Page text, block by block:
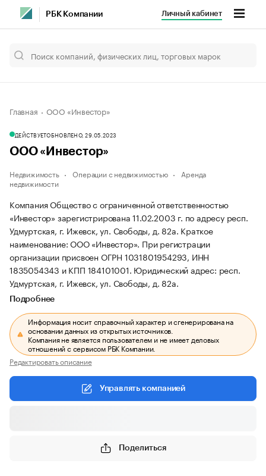
РБК Компании Личный кабинет
Главная ООО «Инвестор»
ДЕЙСТВУЕТОБНОВЛЕНО, 29.05.2023
ООО «Инвестор»
Недвижимость Операции с недвижимостью
Аренда
недвижимости
Компания Общество с ограниченной ответственностью
«Инвестор» зарегистрирована 11.02.2003 г. по адресу респ.
Удмуртская, г. Ижевск, ул. Свободы, д. 82а. Краткое
наименование: ООО «Инвестор». При регистрации
организации присвоен ОГРН 1031801954293, ИНН
1835054343 и КПП 184101001. Юридический адрес: респ.
Удмуртская, г. Ижевск, ул. Свободы, д. 82а.
Подробнее
Информация носит справочный характер и сгенерирована на
основании данных из открытых источников.
Компания не является пользователем и не имеет деловых
отношений с сервисом РБК Компании.
Редактировать описание
Управлять компанией
Поделиться